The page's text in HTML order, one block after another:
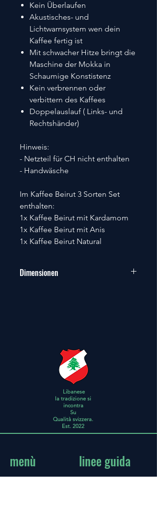
Kein Überlaufen
Akustisches- und
Lichtwarnsystem wen dein
Kaffee fertig ist
Mit schwacher Hitze bringt die
Maschine der Mokka in
Schaumige Konstistenz
Kein verbrennen oder
verbittern des Kaffees
Doppelauslauf ( Links- und
Rechtshänder)
Hinweis:
- Netzteil für CH nicht enthalten
- Handwäsche
Im Kaffee Beirut 3 Sorten Set
enthalten:
1x Kaffee Beirut mit Kardamom
1x Kaffee Beirut mit Anis
1x Kaffee Beirut Natural
Dimensionen
Breite 20.20 cm
Höhe 24.80 cm
Gewicht 1.39 kg
Libanese
la tradizione si
incontra
Su
Qualità svizzera.
Est. 2022
menù
inizio
linee guida